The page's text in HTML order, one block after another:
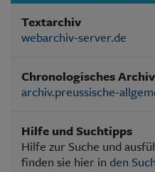
Textarchiv
webarchiv-server.de
Chronologisches Archiv
archiv.preussische-
Hilfe und Suchtipps
Hilfe zur Suche und
finden sie hier in den